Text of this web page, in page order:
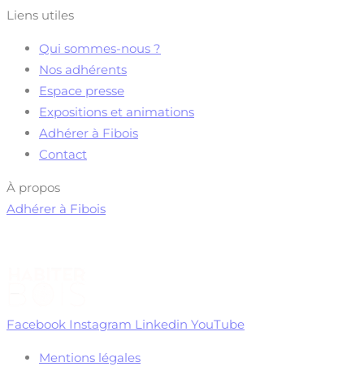
Liens utiles
Qui sommes-nous ?
Nos adhérents
Espace presse
Expositions et animations
Adhérer à Fibois
Contact
À propos
Adhérer à Fibois
Facebook Instagram Linkedin YouTube
Mentions légales